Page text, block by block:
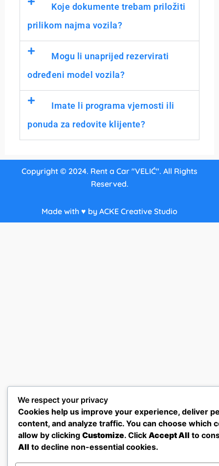
Koje dokumente trebam priložiti
prilikom najma vozila?
Mogu li unaprijed rezervirati
određeni model vozila?
Imate li programa vjernosti ili
ponuda za redovite klijente?
Copyright © 2024. Rent a Car "VELIĆ". All Rights
Reserved.
Made with ♥ by ACKE Creative Studio
We respect your privacy
Cookies help us improve your experience, deliver
content, and analyze traffic. You can choose which
allow by clicking Customize. Click Accept All to
All to decline non-essential cookies.